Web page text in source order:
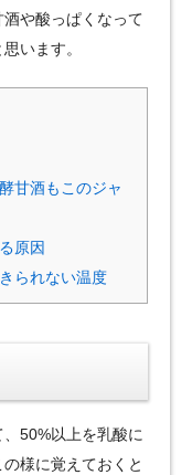
や酸っぱくなって
います。
甘酒もこのジャ
原因
られない温度
50%以上を乳酸に
様に覚えておくと